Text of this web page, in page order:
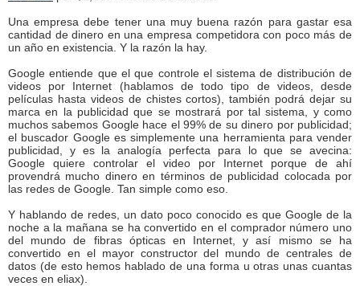
Una empresa debe tener una muy buena razón para gastar esa
cantidad de dinero en una empresa competidora con poco más de
un año en existencia. Y la razón la hay.
Google entiende que el que controle el sistema de distribución de
videos por Internet (hablamos de todo tipo de videos, desde
películas hasta videos de chistes cortos), también podrá dejar su
marca en la publicidad que se mostrará por tal sistema, y como
muchos sabemos Google hace el 99% de su dinero por publicidad;
el buscador Google es simplemente una herramienta para vender
publicidad, y es la analogía perfecta para lo que se avecina:
Google quiere controlar el video por Internet porque de ahí
provendrá mucho dinero en términos de publicidad colocada por
las redes de Google. Tan simple como eso.
Y hablando de redes, un dato poco conocido es que Google de la
noche a la mañana se ha convertido en el comprador número uno
del mundo de fibras ópticas en Internet, y así mismo se ha
convertido en el mayor constructor del mundo de centrales de
datos (de esto hemos hablado de una forma u otras unas cuantas
veces en eliax).